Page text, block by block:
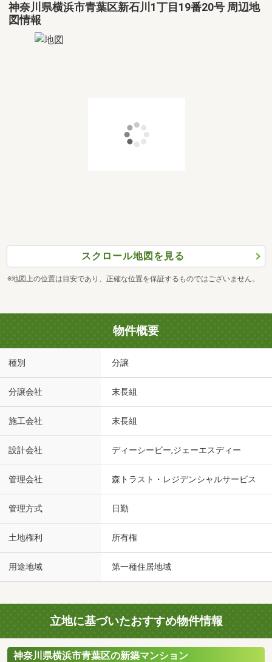
神奈川県横浜市青葉区新石川1丁目19番20号 周辺地
図情報
スクロール地図を見る
※地図上の位置は目安であり、正確な位置を保証するものではございません。
物件概要
種別 分譲
分譲会社 末長組
施工会社 末長組
設計会社 ディーシービー,ジェーエスディー
管理会社 森トラスト・レジデンシャルサービス
管理方式 日勤
土地権利 所有権
用途地域 第一種住居地域
立地に基づいたおすすめ物件情報
神奈川県横浜市青葉区の新築マンション